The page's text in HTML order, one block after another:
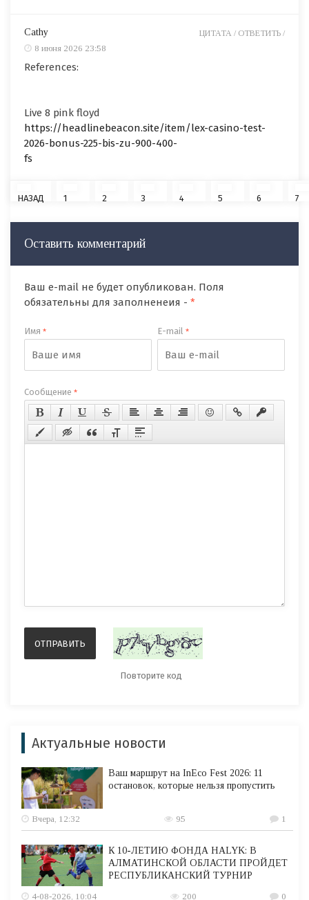
Cathy
8 июня 2026 23:58
References:
Live 8 pink floyd
https://headlinebeacon.site/item/lex-casino-test-
2026-bonus-225-bis-zu-900-400-
fs
ЦИТАТА / ОТВЕТИТЬ /
НАЗАД 1 2 3 4 5 6 7
Оставить комментарий
Ваш e-mail не будет опубликован. Поля
обязательны для заполненеия - *
Имя * E-mail*
Сообщение *
Актуальные новости
Ваш маршрут на InEco Fest 2026: 11
остановок, которые нельзя пропустить
Вчера, 12:32 95 1
К 10-ЛЕТИЮ ФОНДА HALYK: В
АЛМАТИНСКОЙ ОБЛАСТИ ПРОЙДЕТ
РЕСПУБЛИКАНСКИЙ ТУРНИР
4-08-2026, 10:04
200 0